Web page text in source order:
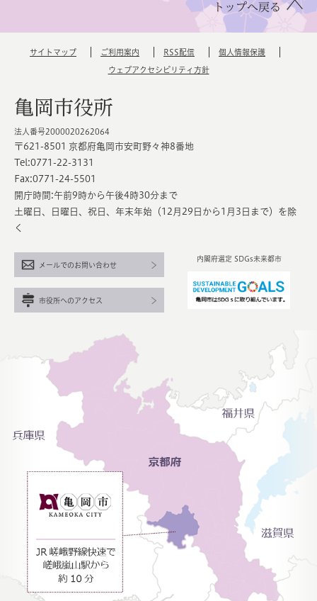
トップへ戻る
サイトマップ ご利用案内 RSS配信 個人情報保護
ウェブアクセシビリティ方針
亀岡市役所
法人番号2000020262064
〒621-8501 京都府亀岡市安町野々神8番地
Tel:0771-22-3131
Fax:0771-24-5501
開庁時間:午前9時から午後4時30分まで
土曜日、日曜日、祝日、年末年始（12月29日から1月3日まで）を除
く
内閣府選定 SDGs未来都市
メールでのお問い合わせ
市役所へのアクセス